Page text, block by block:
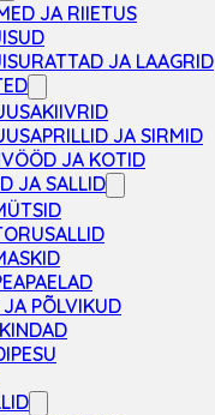
JA RIIETUS
JA LAAGRID
JA SIRMID
JA KOTID
JA SALLID
PÕLVIKUD